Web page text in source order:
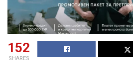
152
SHARES